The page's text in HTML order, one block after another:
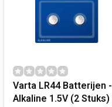
Varta LR44 Batterijen -
Alkaline 1.5V (2 Stuks)